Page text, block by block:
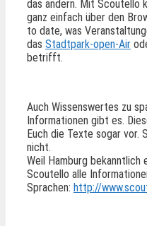
das ändern. Mit Scoutello
ganz einfach über den
to date, was
das Stadtpark-open-Air
betrifft.
Auch Wissenswertes zu
Informationen gibt es.
Euch die Texte sogar vor.
nicht.
Weil Hamburg
Scoutello alle
Sprachen: http://